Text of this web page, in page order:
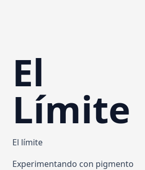
EN LA NATURALEZA
El
Límite
El límite
Experimentando con pigmento